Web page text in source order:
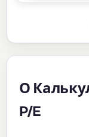
О
P/E